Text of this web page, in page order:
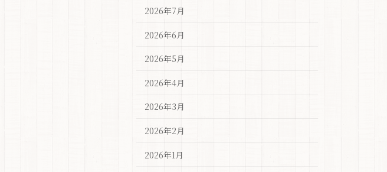
2026年7月
2026年6月
2026年5月
2026年4月
2026年3月
2026年2月
2026年1月